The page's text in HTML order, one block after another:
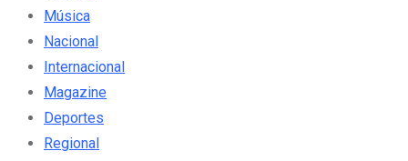
Música
Nacional
Internacional
Magazine
Deportes
Regional